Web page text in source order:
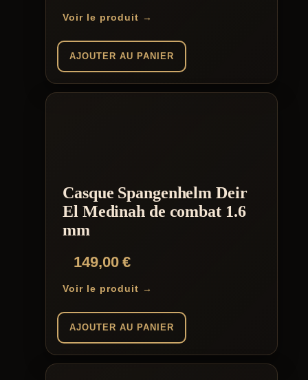
Voir le produit →
AJOUTER AU PANIER
Casque Spangenhelm Deir
El Medinah de combat 1.6
mm
149,00€
Voir le produit →
AJOUTER AU PANIER